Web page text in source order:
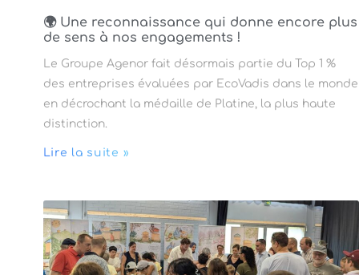
🌍 Une reconnaissance qui donne encore plus
de sens à nos engagements !
Le Groupe Agenor fait désormais partie du Top 1 %
des entreprises évaluées par EcoVadis dans le monde
en décrochant la médaille de Platine, la plus haute
distinction.
Lire la suite »